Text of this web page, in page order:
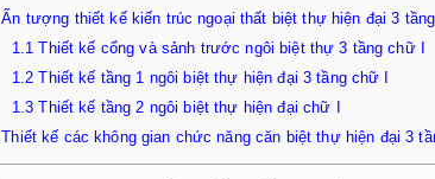
Ấn tượng thiết kế kiến trúc ngoại thất biệt thự hiện đại 3 tầng
1.1 Thiết kế cổng và sảnh trước ngôi biệt thự 3 tầng chữ I
1.2 Thiết kế tầng 1 ngôi biệt thự hiện đại 3 tầng chữ I
1.3 Thiết kế tầng 2 ngôi biệt thự hiện đại chữ I
Thiết kế các không gian chức năng căn biệt thự hiện đại 3